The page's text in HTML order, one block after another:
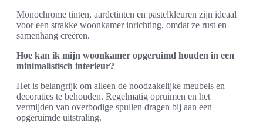
Monochrome tinten, aardetinten en pastelkleuren zijn ideaal
voor een strakke woonkamer inrichting, omdat ze rust en
samenhang creëren.
Hoe kan ik mijn woonkamer opgeruimd houden in een
minimalistisch interieur?
Het is belangrijk om alleen de noodzakelijke meubels en
decoraties te behouden. Regelmatig opruimen en het
vermijden van overbodige spullen dragen bij aan een
opgeruimde uitstraling.